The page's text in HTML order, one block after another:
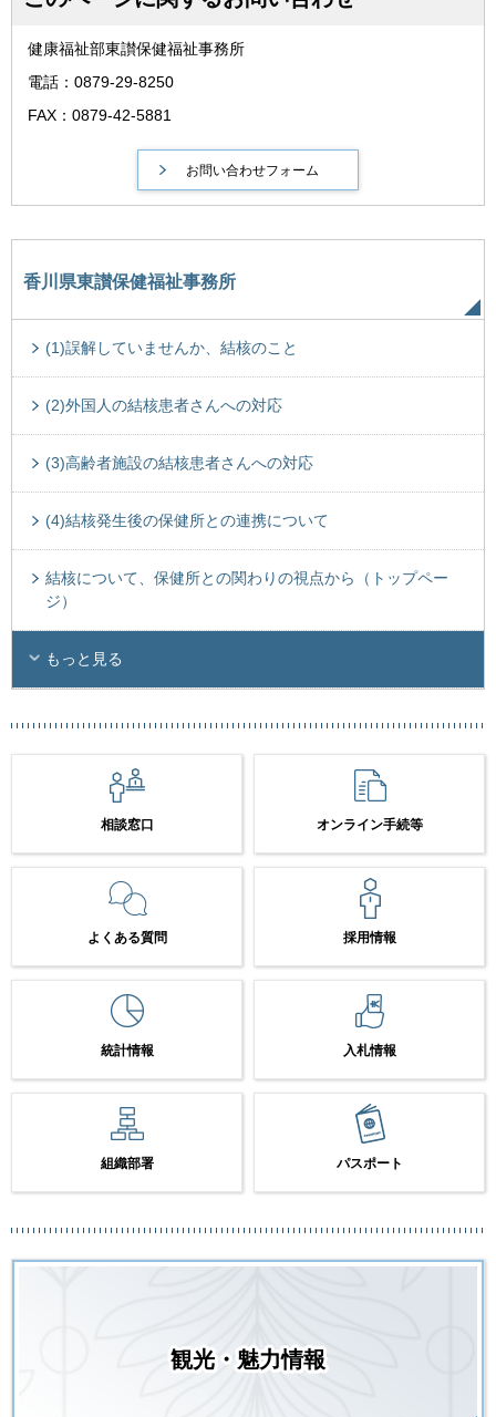
健康福祉部東讃保健福祉事務所
電話：0879-29-8250
FAX：0879-42-5881
香川県東讃保健福祉事務所
(1)誤解していませんか、結核のこと
(2)外国人の結核患者さんへの対応
(3)高齢者施設の結核患者さんへの対応
(4)結核発生後の保健所との連携について
結核について、保健所との関わりの視点から（トップペー
ジ）
もっと見る
相談窓口 オンライン手続等
よくある質問 採用情報
統計情報 入札情報
組織部署 パスポート
観光・魅力情報